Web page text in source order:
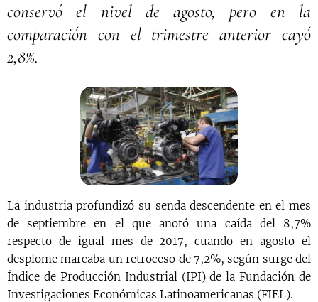
conservó el nivel de agosto, pero en la
comparación con el trimestre anterior cayó
2,8%.
La industria profundizó su senda descendente en el mes
de septiembre en el que anotó una caída del 8,7%
respecto de igual mes de 2017, cuando en agosto el
desplome marcaba un retroceso de 7,2%, según surge del
Índice de Producción Industrial (IPI) de la Fundación de
Investigaciones Económicas Latinoamericanas (FIEL).